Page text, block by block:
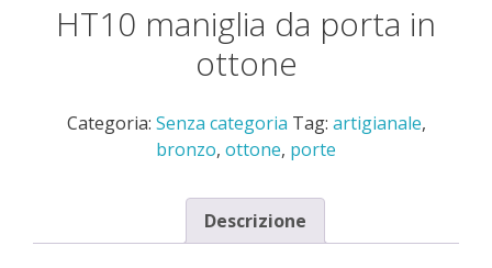
HT10 maniglia da porta in
ottone
Categoria: Senza categoria Tag: artigianale,
bronzo, ottone, porte
Descrizione